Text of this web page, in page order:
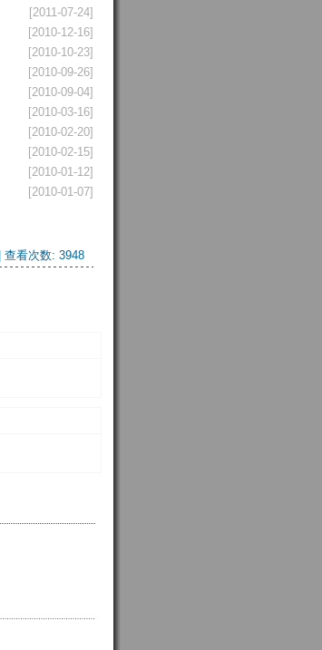
[2011-07-24]
[2010-12-16]
[2010-10-23]
[2010-09-26]
[2010-09-04]
[2010-03-16]
[2010-02-20]
[2010-02-15]
[2010-01-12]
[2010-01-07]
| 查看次数: 3948